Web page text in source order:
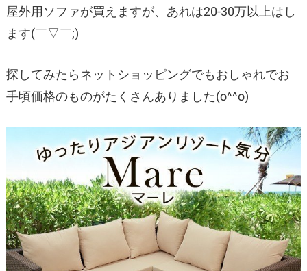
屋外用ソファが買えますが、あれは20-30万以上はし
ます(￣▽￣;)
探してみたらネットショッピングでもおしゃれでお
手頃価格のものがたくさんありました(o^^o)